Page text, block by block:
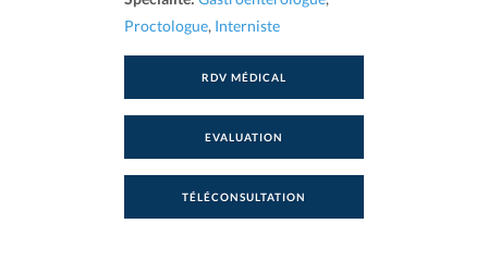
Proctologue, Interniste
RDV MÉDICAL
EVALUATION
TÉLÉCONSULTATION